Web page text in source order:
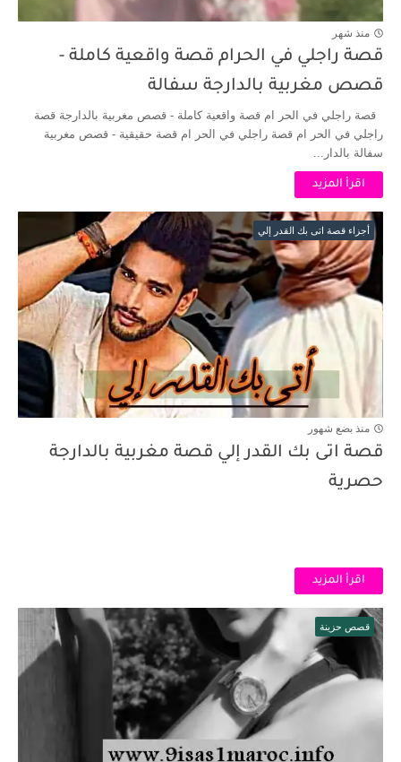
منذ شهر
قصة راجلي في الحرام قصة واقعية كاملة -
قصص مغربية بالدارجة سفالة
قصة راجلي في الحر ام قصة واقعية كاملة - قصص مغربية بالدارجة قصة
راجلي في الحر ام قصة راجلي في الحر ام قصة حقيقية - قصص مغربية
سفالة بالدار...
اقرأ المزيد
أجزاء قصة اتى بك القدر إلي
منذ بضع شهور
قصة اتى بك القدر إلي قصة مغربية بالدارجة
حصرية
اقرأ المزيد
قصص حزينة